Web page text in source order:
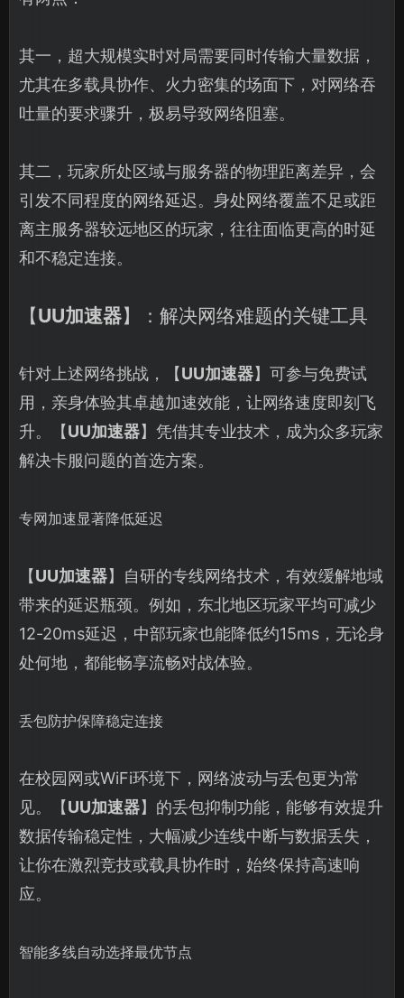
其一，超大规模实时对局需要同时传输大量数据，
尤其在多载具协作、火力密集的场面下，对网络吞
吐量的要求骤升，极易导致网络阻塞。
其二，玩家所处区域与服务器的物理距离差异，会
引发不同程度的网络延迟。身处网络覆盖不足或距
离主服务器较远地区的玩家，往往面临更高的时延
和不稳定连接。
【UU加速器】：解决网络难题的关键工具
针对上述网络挑战，【UU加速器】可参与免费试
用，亲身体验其卓越加速效能，让网络速度即刻飞
升。【UU加速器】凭借其专业技术，成为众多玩家
解决卡服问题的首选方案。
专网加速显著降低延迟
【UU加速器】自研的专线网络技术，有效缓解地域
带来的延迟瓶颈。例如，东北地区玩家平均可减少
12-20ms延迟，中部玩家也能降低约15ms，无论身
处何地，都能畅享流畅对战体验。
丢包防护保障稳定连接
在校园网或WiFi环境下，网络波动与丢包更为常
见。【UU加速器】的丢包抑制功能，能够有效提升
数据传输稳定性，大幅减少连线中断与数据丢失，
让你在激烈竞技或载具协作时，始终保持高速响
应。
智能多线自动选择最优节点